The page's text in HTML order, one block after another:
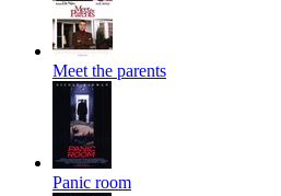
Meet the parents
Panic room